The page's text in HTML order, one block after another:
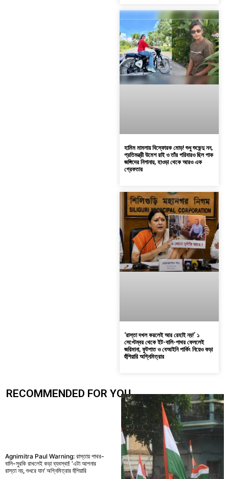
হামিম মামলায় বিস্ফোরক মোড়! শুধু শুভেন্দু নন,
প্রতিমন্ত্রী উমেশ রাই ও তাঁর পরিবারও ছিল পাক
জঙ্গিদের নিশানায়, হাওড়া থেকে আরও এক
গ্রেফতার
‘রাস্তা দখল করলেই আর রেহাই নয়!’ ১
সেপ্টেম্বর থেকে ইট-বালি-পাথর ফেললেই
জরিমানা, ফুটপাত ও বেআইনি পার্কিং নিয়েও কড়া
হুঁশিয়ারি অগ্নিমিত্রার
RECOMMENDED FOR YOU.....
Agnimitra Paul Warning: রাস্তায় পাথর-
বালি-সুরকি রাখলেই কড়া ব্যবস্থা! ‘এটা আপনার
রাস্তা নয়, শুধরে যান’ অগ্নিমিত্রার হুঁশিয়ারি